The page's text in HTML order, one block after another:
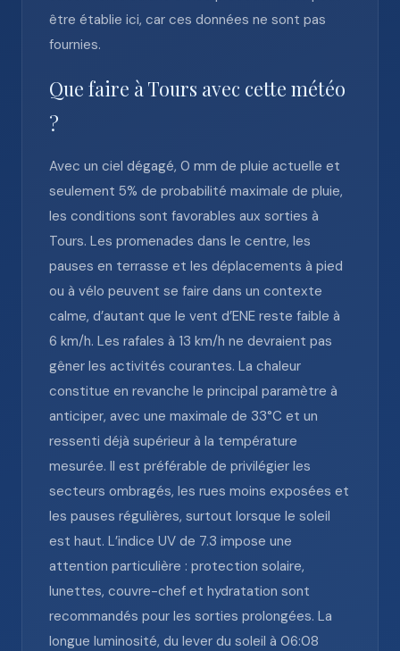
être établie ici, car ces données ne sont pas
fournies.
Que faire à Tours avec cette météo
?
Avec un ciel dégagé, 0 mm de pluie actuelle et
seulement 5% de probabilité maximale de pluie,
les conditions sont favorables aux sorties à
Tours. Les promenades dans le centre, les
pauses en terrasse et les déplacements à pied
ou à vélo peuvent se faire dans un contexte
calme, d’autant que le vent d’ENE reste faible à
6 km/h. Les rafales à 13 km/h ne devraient pas
gêner les activités courantes. La chaleur
constitue en revanche le principal paramètre à
anticiper, avec une maximale de 33°C et un
ressenti déjà supérieur à la température
mesurée. Il est préférable de privilégier les
secteurs ombragés, les rues moins exposées et
les pauses régulières, surtout lorsque le soleil
est haut. L’indice UV de 7.3 impose une
attention particulière : protection solaire,
lunettes, couvre-chef et hydratation sont
recommandés pour les sorties prolongées. La
longue luminosité, du lever du soleil à 06:08